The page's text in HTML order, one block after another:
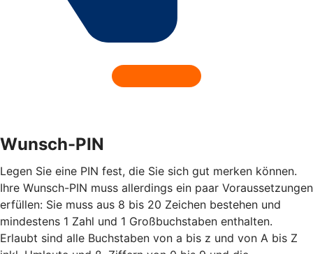
Wunsch-PIN
Legen Sie eine PIN fest, die Sie sich gut merken können.
Ihre Wunsch-PIN muss allerdings ein paar Voraussetzungen
erfüllen: Sie muss aus 8 bis 20 Zeichen bestehen und
mindestens 1 Zahl und 1 Großbuchstaben enthalten.
Erlaubt sind alle Buchstaben von a bis z und von A bis Z